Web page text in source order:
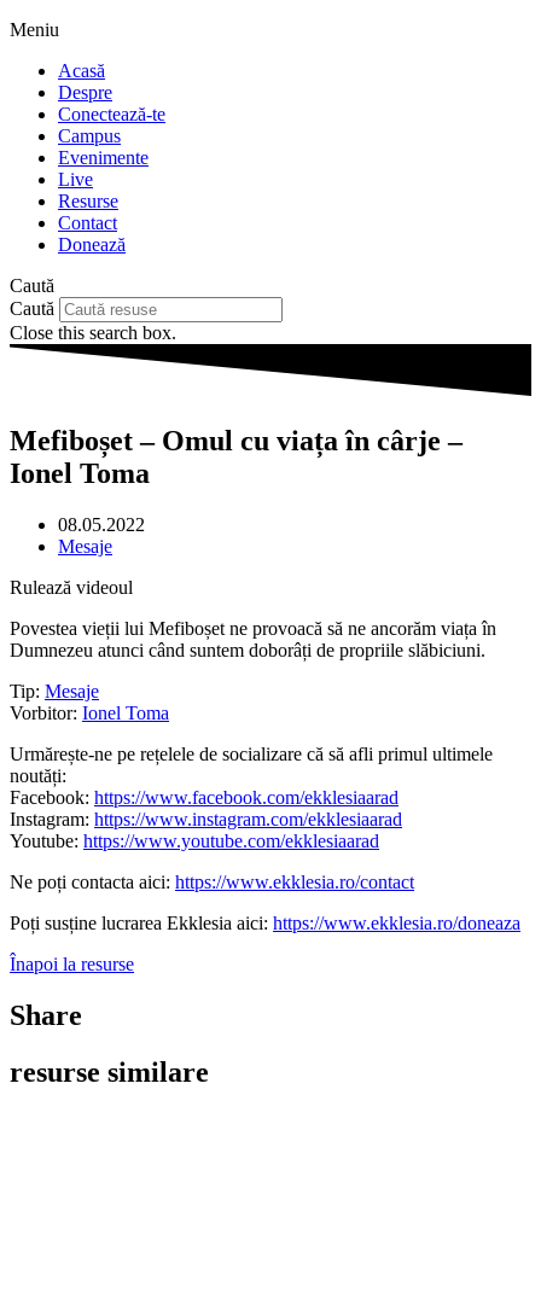
Meniu
Acasă
Despre
Conectează-te
Campus
Evenimente
Live
Resurse
Contact
Donează
Caută
Caută
Close this search box.
Mefiboșet – Omul cu viața în cârje –
Ionel Toma
08.05.2022
Mesaje
Rulează videoul
Povestea vieții lui Mefiboșet ne provoacă să ne ancorăm viața în
Dumnezeu atunci când suntem doborâți de propriile slăbiciuni.
Tip: Mesaje
Vorbitor: Ionel Toma
Urmărește-ne pe rețelele de socializare că să afli primul ultimele
noutăți:
Facebook: https://www.facebook.com/ekklesiaarad
Instagram: https://www.instagram.com/ekklesiaarad
Youtube: https://www.youtube.com/ekklesiaarad
Ne poți contacta aici: https://www.ekklesia.ro/contact
Poți susține lucrarea Ekklesia aici: https://www.ekklesia.ro/doneaza
Înapoi la resurse
Share
resurse similare